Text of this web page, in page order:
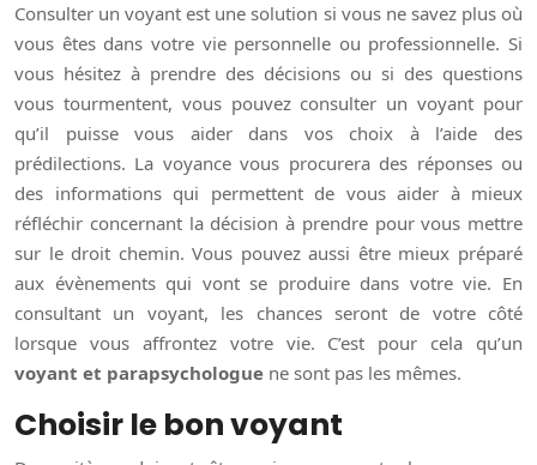
Consulter un voyant est une solution si vous ne savez plus où
vous êtes dans votre vie personnelle ou professionnelle. Si
vous hésitez à prendre des décisions ou si des questions
vous tourmentent, vous pouvez consulter un voyant pour
qu’il puisse vous aider dans vos choix à l’aide des
prédilections. La voyance vous procurera des réponses ou
des informations qui permettent de vous aider à mieux
réfléchir concernant la décision à prendre pour vous mettre
sur le droit chemin. Vous pouvez aussi être mieux préparé
aux évènements qui vont se produire dans votre vie. En
consultant un voyant, les chances seront de votre côté
lorsque vous affrontez votre vie. C’est pour cela qu’un
voyant et parapsychologue ne sont pas les mêmes.
Choisir le bon voyant